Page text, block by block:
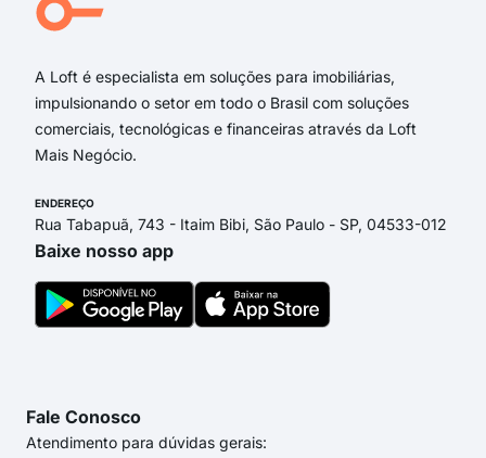
A Loft é especialista em soluções para imobiliárias,
impulsionando o setor em todo o Brasil com soluções
comerciais, tecnológicas e financeiras através da Loft
Mais Negócio.
ENDEREÇO
Rua Tabapuã, 743 - Itaim Bibi, São Paulo - SP, 04533-012
Baixe nosso app
Fale Conosco
Atendimento para dúvidas gerais: